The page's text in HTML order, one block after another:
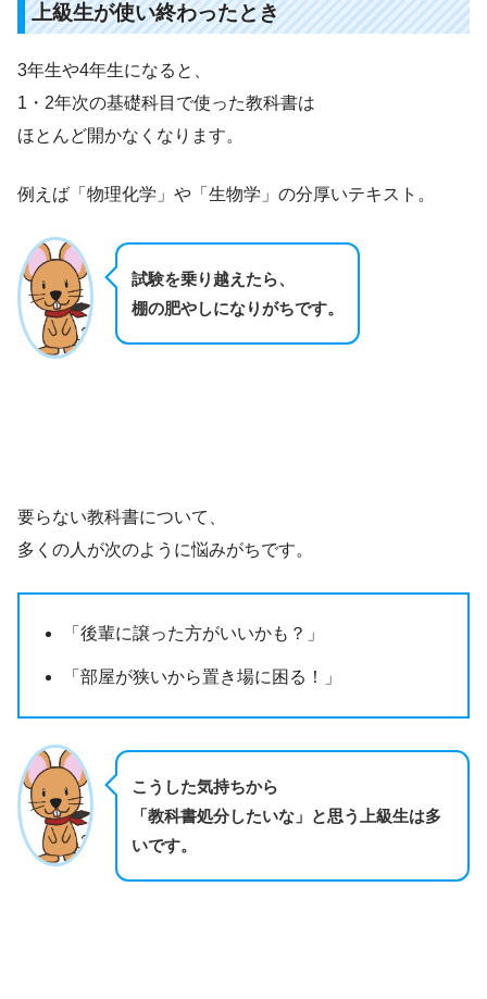
上級生が使い終わったとき
3年生や4年生になると、
1・2年次の基礎科目で使った教科書は
ほとんど開かなくなります。
例えば「物理化学」や「生物学」の分厚いテキスト。
試験を乗り越えたら、
棚の肥やしになりがちです。
要らない教科書について、
多くの人が次のように悩みがちです。
「後輩に譲った方がいいかも？」
「部屋が狭いから置き場に困る！」
こうした気持ちから
「教科書処分したいな」と思う上級生は多
いです。